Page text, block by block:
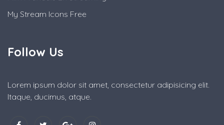
My Stream Icons Free
Follow Us
Lorem ipsum dolor sit amet, consectetur adipisicing elit.
Itaque, ducimus, atque.